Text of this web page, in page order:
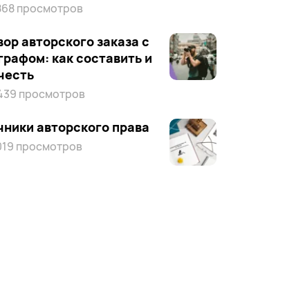
просмотров
авторского заказа с
как составить и
просмотров
авторского права
просмотров